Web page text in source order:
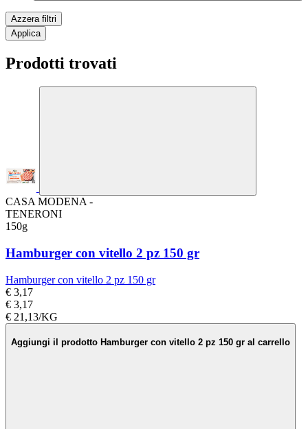
Azzera filtri
Applica
Prodotti trovati
CASA MODENA -
TENERONI
150g
Hamburger con vitello 2 pz 150 gr
Hamburger con vitello 2 pz 150 gr
€ 3,17
€ 3,17
€ 21,13/KG
Aggiungi il prodotto Hamburger con vitello 2 pz 150 gr al carrello